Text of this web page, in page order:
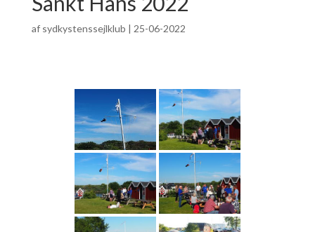
af sydkystenssejlklub | 25-06-2022